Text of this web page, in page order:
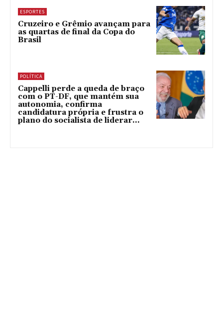
ESPORTES
Cruzeiro e Grêmio avançam para
as quartas de final da Copa do
Brasil
POLÍTICA
Cappelli perde a queda de braço
com o PT-DF, que mantém sua
autonomia, confirma
candidatura própria e frustra o
plano do socialista de liderar...